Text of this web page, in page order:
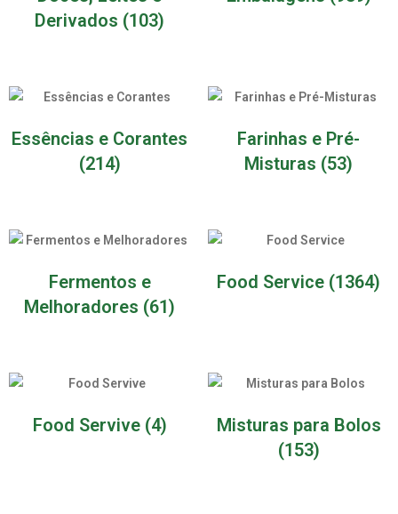
Derivados (103)
Essências e Corantes
(214)
Farinhas e Pré-
Misturas (53)
Fermentos e
Melhoradores (61)
Food Service (1364)
Food Servive (4)
Misturas para Bolos
(153)